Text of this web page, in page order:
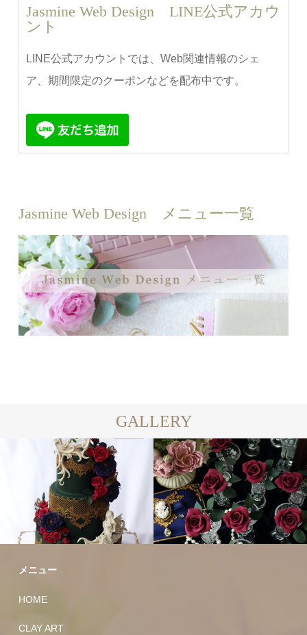
Jasmine Web Design LINE公式アカウ
ント
LINE公式アカウントでは、Web関連情報のシェ
ア、期間限定のクーポンなどを配布中です。
Jasmine Web Design メニュー一覧
GALLERY
メニュー
HOME
CLAY ART